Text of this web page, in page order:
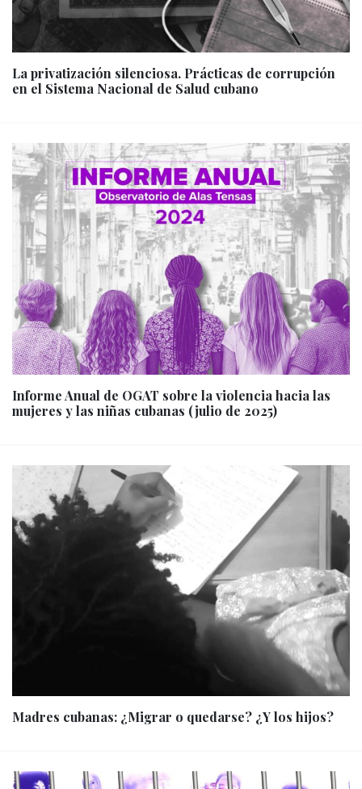
La privatización silenciosa. Prácticas de corrupción
en el Sistema Nacional de Salud cubano
Informe Anual de OGAT sobre la violencia hacia las
mujeres y las niñas cubanas (julio de 2025)
Madres cubanas: ¿Migrar o quedarse? ¿Y los hijos?